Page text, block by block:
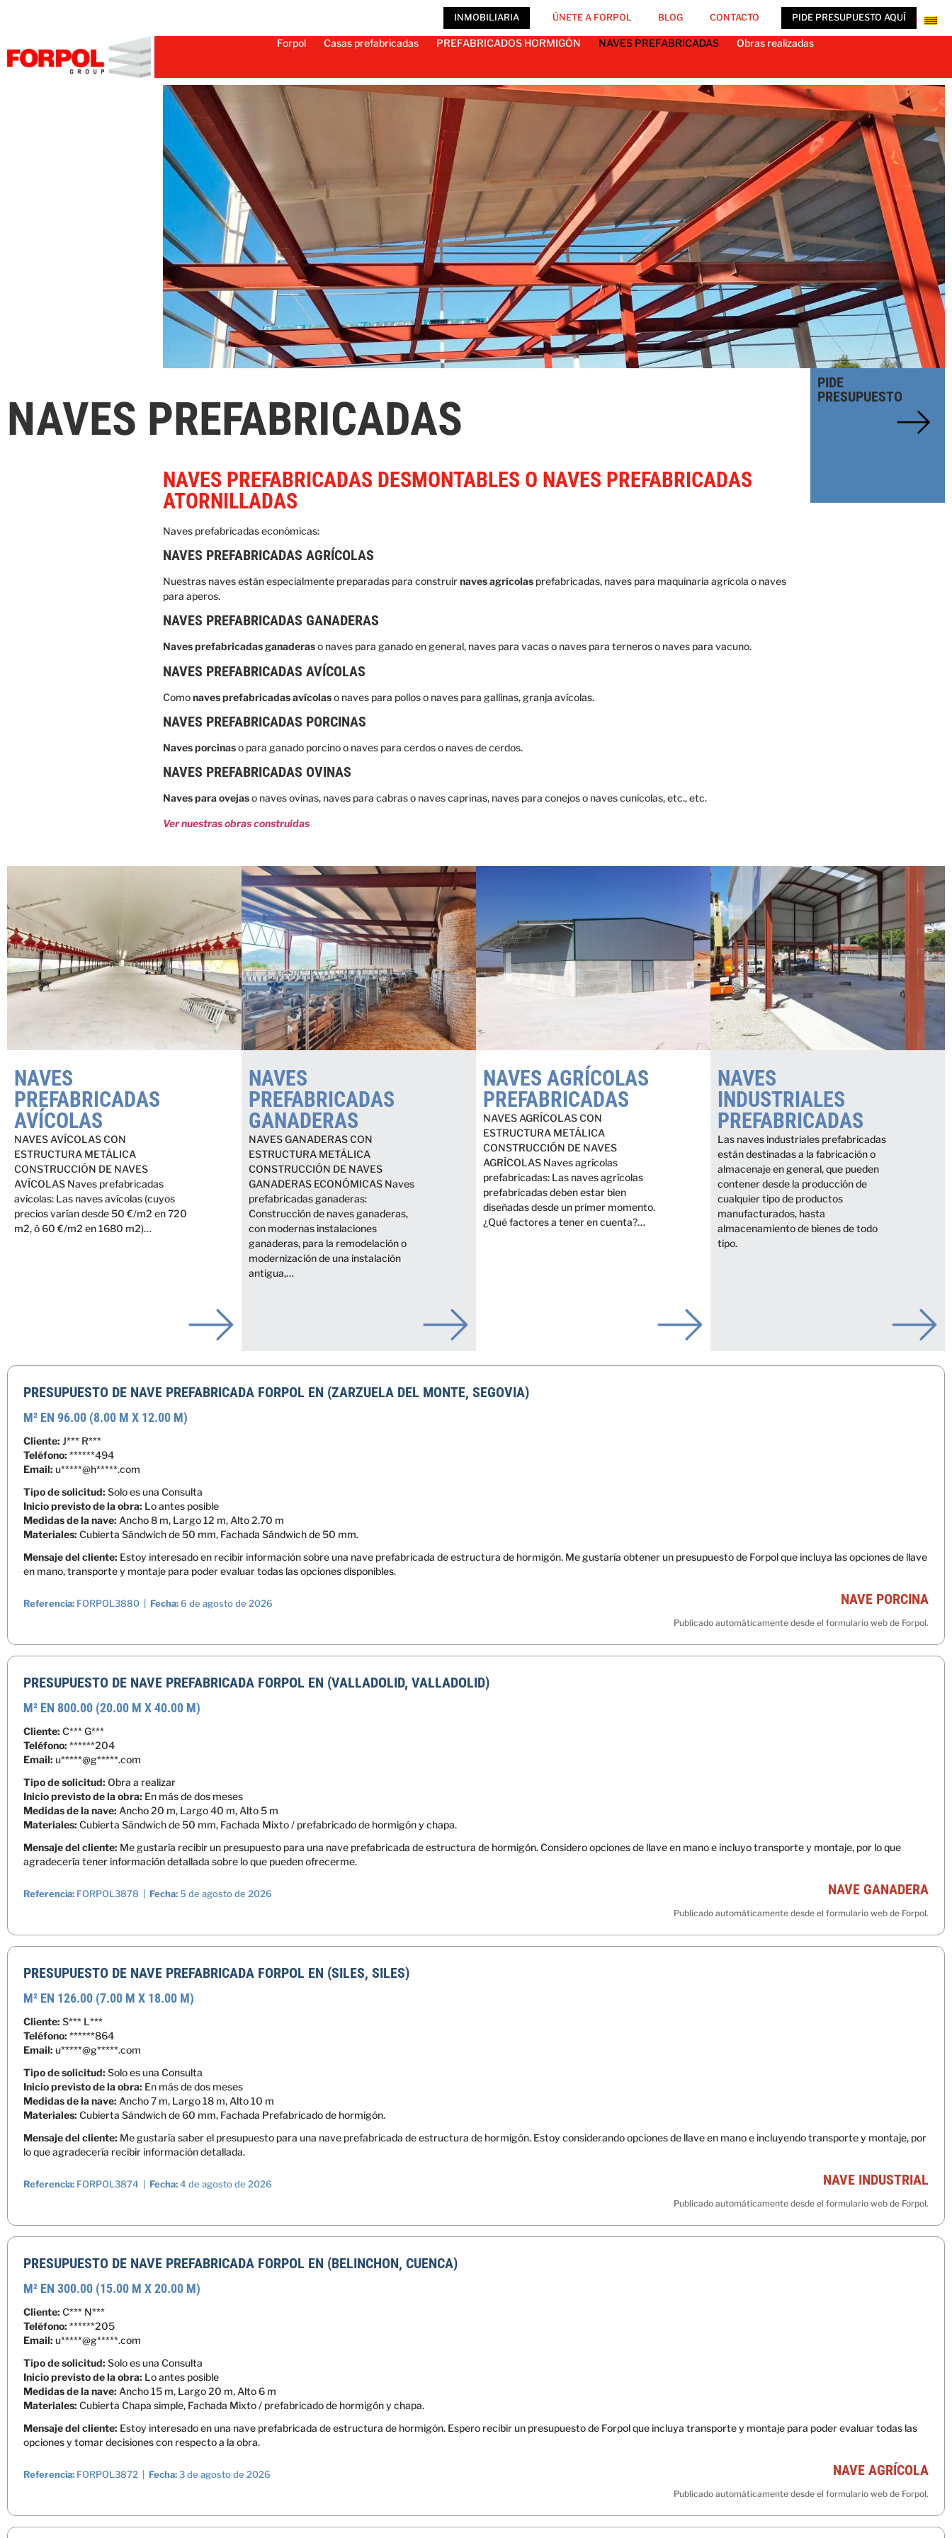
INMOBILIARIA ÚNETE A FORPOL BLOG CONTACTO PIDE PRESUPUESTO AQUÍ
Forpol Casas prefabricadas PREFABRICADOS HORMIGÓN NAVES PREFABRICADAS Obras realizadas
PIDE
PRESUPUESTO
NAVES PREFABRICADAS
NAVES PREFABRICADAS DESMONTABLES O NAVES PREFABRICADAS
ATORNILLADAS
Naves prefabricadas económicas:
NAVES PREFABRICADAS AGRÍCOLAS
Nuestras naves están especialmente preparadas para construirnaves agrícolas prefabricadas, naves para maquinaria agrícola o naves
para aperos.
NAVES PREFABRICADAS GANADERAS
Naves prefabricadas ganaderaso naves para ganado en general, naves para vacas o naves para terneros o naves para vacuno.
NAVES PREFABRICADAS AVÍCOLAS
Comonaves prefabricadas avícolaso naves para pollos o naves para gallinas, granja avícolas.
NAVES PREFABRICADAS PORCINAS
Naves porcinaso para ganado porcino o naves para cerdos o naves de cerdos.
NAVES PREFABRICADAS OVINAS
Naves para ovejaso naves ovinas, naves para cabras o naves caprinas, naves para conejos o naves cunícolas, etc., etc.
Ver nuestras obras construidas
NAVES
PREFABRICADAS
AVÍCOLAS
NAVES AVÍCOLAS CON
ESTRUCTURA METÁLICA
CONSTRUCCIÓN DE NAVES
AVÍCOLAS Naves prefabricadas
avícolas: Las naves avícolas (cuyos
precios varían desde 50 €/m2 en 720
m2, ó 60 €/m2 en 1680 m2)…
NAVES
PREFABRICADAS
GANADERAS
NAVES GANADERAS CON
ESTRUCTURA METÁLICA
CONSTRUCCIÓN DE NAVES
GANADERAS ECONÓMICAS Naves
prefabricadas ganaderas:
Construcción de naves ganaderas,
con modernas instalaciones
ganaderas, para la remodelación o
modernización de una instalación
antigua,…
NAVES AGRÍCOLAS
PREFABRICADAS
NAVES AGRÍCOLAS CON
ESTRUCTURA METÁLICA
CONSTRUCCIÓN DE NAVES
AGRÍCOLAS Naves agrícolas
prefabricadas: Las naves agrícolas
prefabricadas deben estar bien
diseñadas desde un primer momento.
¿Qué factores a tener en cuenta?…
NAVES
INDUSTRIALES
PREFABRICADAS
Las naves industriales prefabricadas
están destinadas a la fabricación o
almacenaje en general, que pueden
contener desde la producción de
cualquier tipo de productos
manufacturados, hasta
almacenamiento de bienes de todo
tipo.
PRESUPUESTO DE NAVE PREFABRICADA FORPOL EN (ZARZUELA DEL MONTE, SEGOVIA)
M² EN 96.00 (8.00 M X 12.00 M)
Cliente: J*** R***
Teléfono: ******494
Email: u*****@h*****.com
Tipo de solicitud: Solo es una Consulta
Inicio previsto de la obra: Lo antes posible
Medidas de la nave: Ancho 8 m, Largo 12 m, Alto 2.70 m
Materiales: Cubierta Sándwich de 50 mm, Fachada Sándwich de 50 mm.
Mensaje del cliente: Estoy interesado en recibir información sobre una nave prefabricada de estructura de hormigón. Me gustaría obtener un presupuesto de Forpol que incluya las opciones de llave
en mano, transporte y montaje para poder evaluar todas las opciones disponibles.
Referencia: FORPOL3880 | Fecha:6 de agosto de 2026 NAVE PORCINA
Publicado automáticamente desde el formulario web de Forpol.
PRESUPUESTO DE NAVE PREFABRICADA FORPOL EN (VALLADOLID, VALLADOLID)
M² EN 800.00 (20.00 M X 40.00 M)
Cliente: C*** G***
Teléfono: ******204
Email: u*****@g*****.com
Tipo de solicitud: Obra a realizar
Inicio previsto de la obra: En más de dos meses
Medidas de la nave: Ancho 20 m, Largo 40 m, Alto 5 m
Materiales: Cubierta Sándwich de 50 mm, Fachada Mixto / prefabricado de hormigón y chapa.
Mensaje del cliente: Me gustaría recibir un presupuesto para una nave prefabricada de estructura de hormigón. Considero opciones de llave en mano e incluyo transporte y montaje, por lo que
agradecería tener información detallada sobre lo que pueden ofrecerme.
Referencia: FORPOL3878 | Fecha:5 de agosto de 2026 NAVE GANADERA
Publicado automáticamente desde el formulario web de Forpol.
PRESUPUESTO DE NAVE PREFABRICADA FORPOL EN (SILES, SILES)
M² EN 126.00 (7.00 M X 18.00 M)
Cliente: S*** L***
Teléfono: ******864
Email: u*****@g*****.com
Tipo de solicitud: Solo es una Consulta
Inicio previsto de la obra: En más de dos meses
Medidas de la nave: Ancho 7 m, Largo 18 m, Alto 10 m
Materiales: Cubierta Sándwich de 60 mm, Fachada Prefabricado de hormigón.
Mensaje del cliente: Me gustaría saber el presupuesto para una nave prefabricada de estructura de hormigón. Estoy considerando opciones de llave en mano e incluyendo transporte y montaje, por
lo que agradecería recibir información detallada.
Referencia: FORPOL3874 | Fecha:4 de agosto de 2026 NAVE INDUSTRIAL
Publicado automáticamente desde el formulario web de Forpol.
PRESUPUESTO DE NAVE PREFABRICADA FORPOL EN (BELINCHON, CUENCA)
M² EN 300.00 (15.00 M X 20.00 M)
Cliente: C*** N***
Teléfono: ******205
Email: u*****@g*****.com
Tipo de solicitud: Solo es una Consulta
Inicio previsto de la obra: Lo antes posible
Medidas de la nave: Ancho 15 m, Largo 20 m, Alto 6 m
Materiales: Cubierta Chapa simple, Fachada Mixto / prefabricado de hormigón y chapa.
Mensaje del cliente: Estoy interesado en una nave prefabricada de estructura de hormigón. Espero recibir un presupuesto de Forpol que incluya transporte y montaje para poder evaluar todas las
opciones y tomar decisiones con respecto a la obra.
Referencia: FORPOL3872 | Fecha:3 de agosto de 2026 NAVE AGRÍCOLA
Publicado automáticamente desde el formulario web de Forpol.